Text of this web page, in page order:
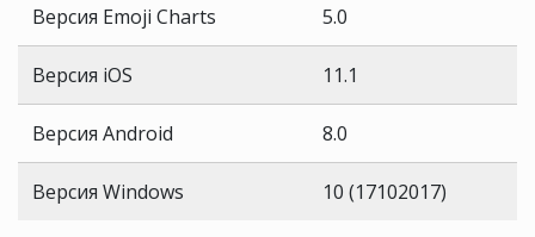
Версия Emoji Charts 5.0
Версия iOS 11.1
Версия Android 8.0
Версия Windows 10 (17102017)